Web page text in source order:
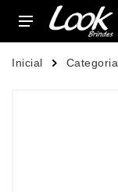
Inicial Categoria